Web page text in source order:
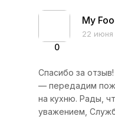
My
22 июня
0
Спасибо за
— передадим
на кухню. Рады,
уважением,